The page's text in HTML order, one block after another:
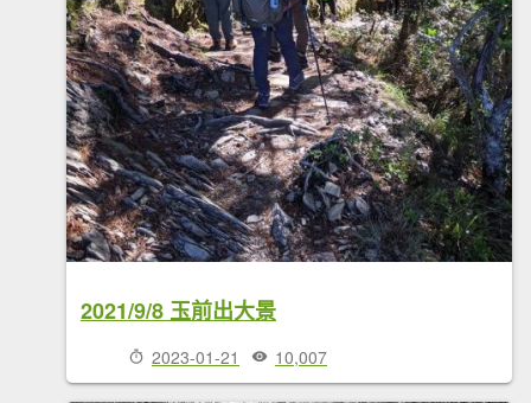
2021/9/8 玉前出大景
2023-01-21 10,007